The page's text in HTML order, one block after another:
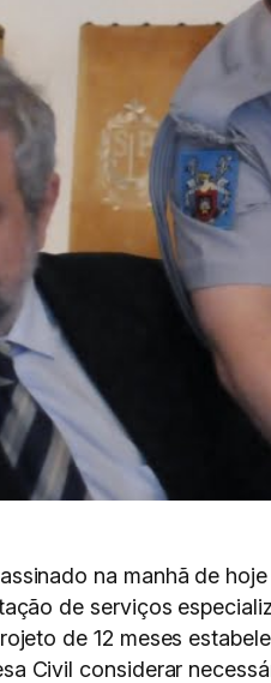
na manhã de
de serviços
de 12 meses
Civil considerar